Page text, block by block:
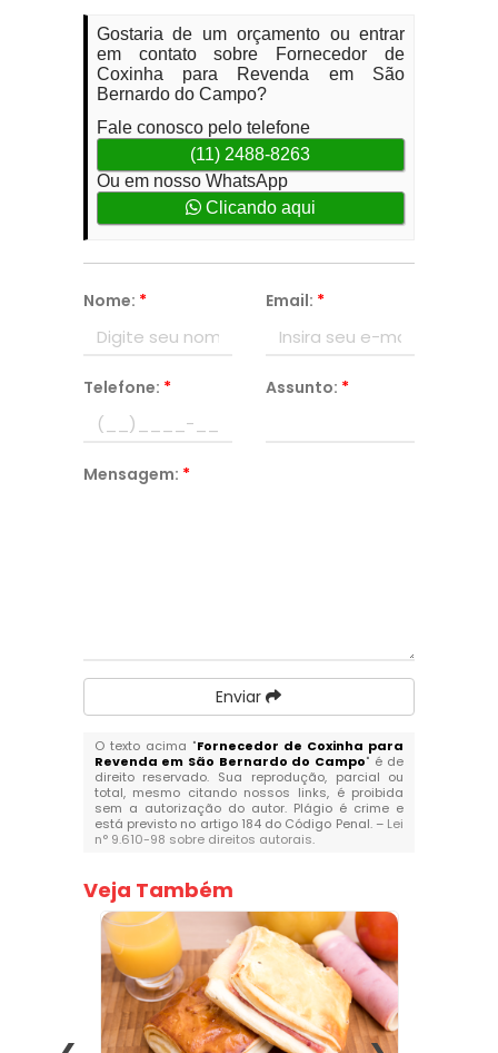
Gostaria de um orçamento ou entrar
em contato sobre Fornecedor de
Coxinha para Revenda em São
Bernardo do Campo?
Fale conosco pelo telefone
(11) 2488-8263
Ou em nosso WhatsApp
Clicando aqui
Nome: * Email: *
Telefone: * Assunto: *
Mensagem: *
Enviar
O texto acima "Fornecedor de Coxinha para
Revenda em São Bernardo do Campo" é de
direito reservado. Sua reprodução, parcial ou
total, mesmo citando nossos links, é proibida
sem a autorização do autor. Plágio é crime e
está previsto no artigo 184 do Código Penal. – Lei
n° 9.610-98 sobre direitos autorais.
Veja Também